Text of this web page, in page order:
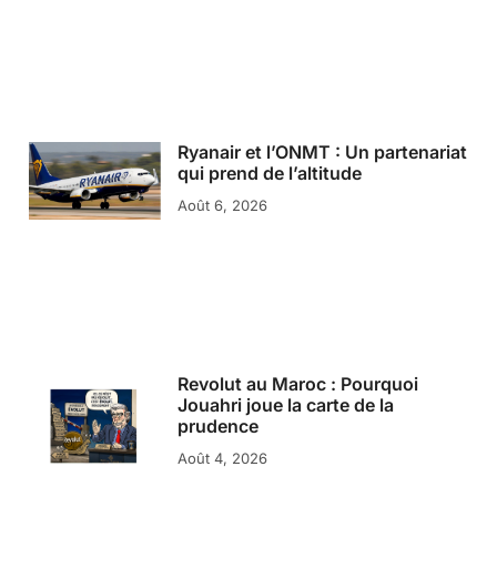
Ryanair et l’ONMT : Un partenariat
qui prend de l’altitude
Août 6, 2026
Revolut au Maroc : Pourquoi
Jouahri joue la carte de la
prudence
Août 4, 2026